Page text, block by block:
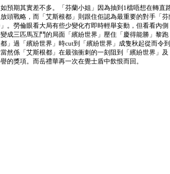
預期其實差不多。「芬蘭小姐」因為抽到1檔唔想在轉
頭戰略，而「艾斯根都」則跟住佢認為最重要的對手「
」。勞倫眼看大局有些少變化冇即時輕舉妄動，但看看內
成三匹馬互鬥的局面「繽紛世界」壓住「慶得能勝」黎
」過「繽紛世界」時cut到「繽紛世界」成隻秋起從而令
然係「艾斯根都」在最強衝刺的一刻阻到「繽紛世界」
的獎項。而岳禮華再一次在覺士盾中飲恨而回。